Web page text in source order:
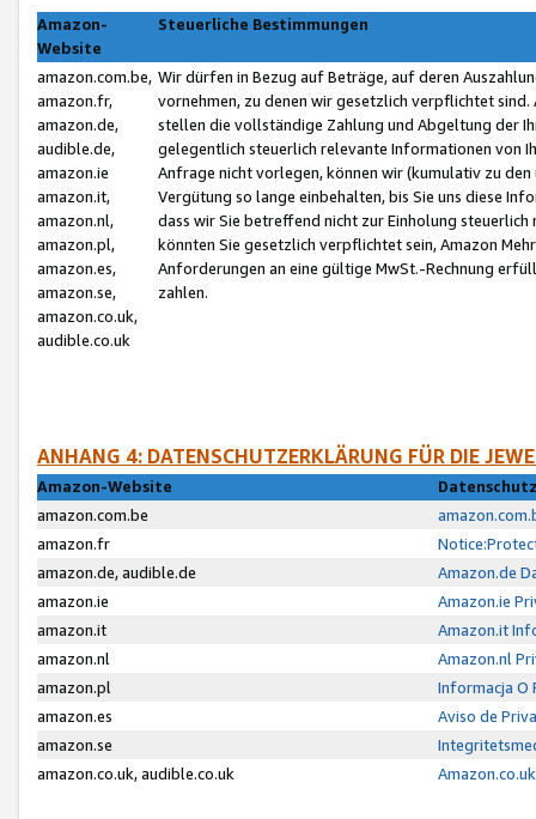
Amazon-
Website
Steuerliche Bestimmungen
amazon.com.be,
amazon.fr,
amazon.de,
audible.de,
amazon.ie
amazon.it,
amazon.nl,
amazon.pl,
amazon.es,
amazon.se,
amazon.co.uk,
audible.co.uk
Wir dürfen in Bezug auf Beträge, auf deren
vornehmen, zu denen wir gesetzlich verpflichtet
stellen die vollständige Zahlung und Abgeltung der
gelegentlich steuerlich relevante Informationen von
Anfrage nicht vorlegen, können wir (kumulativ zu
Vergütung so lange einbehalten, bis Sie uns diese
dass wir Sie betreffend nicht zur Einholung
könnten Sie gesetzlich verpflichtet sein, Amazon
Anforderungen an eine gültige MwSt.-Rechnung
zahlen.
ANHANG 4: DATENSCHUTZERKLÄRUNG FÜR DIE
Amazon-Website
amazon.com.be
amazon.fr
amazon.de, audible.de
Amazon.de
amazon.ie
Amazon.ie
amazon.it
Amazon.it
amazon.nl
Amazon.nl
amazon.pl
Informacja O
amazon.es
Aviso de
amazon.se
amazon.co.uk, audible.co.uk